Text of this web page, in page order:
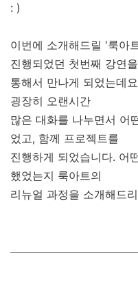
: )
이번에 소개해드릴 '룩아
진행되었던 첫번째 강연을
통해서 만나게 되었는데
굉장히 오랜시간
많은 대화를 나누면서 어
었고, 함께 프로젝트를
진행하게 되었습니다. 어
했었는지 룩아트의
리뉴얼 과정을 소개해드